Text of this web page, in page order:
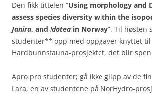
Den fikk tittelen “Using morphology and
assess species diversity within the
Janira, and Idotea in Norway”. Til høsten
studenter** opp med oppgaver knyttet til
Hardbunnsfauna-prosjektet, det blir
Apro pro studenter; gå ikke glipp av de
Lara, en av studentene på NorHydro-